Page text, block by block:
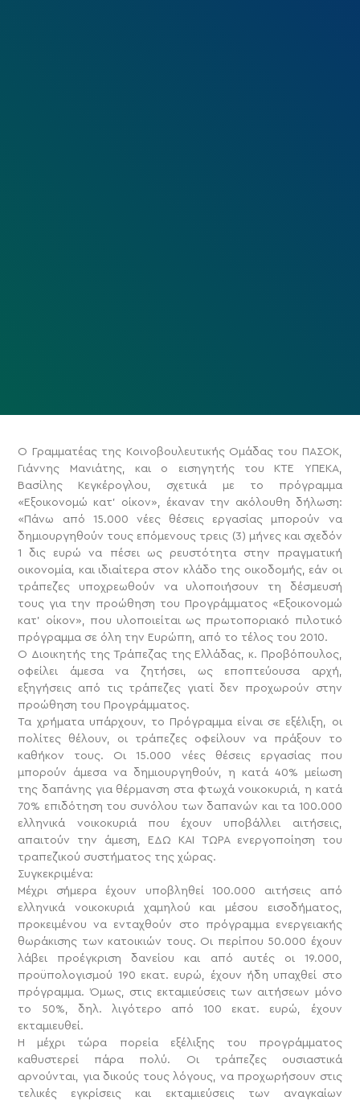
Ο Γραμματέας της Κοινοβουλευτικής Ομάδας του ΠΑΣΟΚ,
Γιάννης Μανιάτης, και ο εισηγητής του ΚΤΕ ΥΠΕΚΑ,
Βασίλης Κεγκέρογλου, σχετικά με το πρόγραμμα
«Εξοικονομώ κατ’ οίκον», έκαναν την ακόλουθη δήλωση:
«Πάνω από 15.000 νέες θέσεις εργασίας μπορούν να
δημιουργηθούν τους επόμενους τρεις (3) μήνες και σχεδόν
1 δις ευρώ να πέσει ως ρευστότητα στην πραγματική
οικονομία, και ιδιαίτερα στον κλάδο της οικοδομής, εάν οι
τράπεζες υποχρεωθούν να υλοποιήσουν τη δέσμευσή
τους για την προώθηση του Προγράμματος «Εξοικονομώ
κατ’ οίκον», που υλοποιείται ως πρωτοποριακό πιλοτικό
πρόγραμμα σε όλη την Ευρώπη, από το τέλος του 2010.
Ο Διοικητής της Τράπεζας της Ελλάδας, κ. Προβόπουλος,
οφείλει άμεσα να ζητήσει, ως εποπτεύουσα αρχή,
εξηγήσεις από τις τράπεζες γιατί δεν προχωρούν στην
προώθηση του Προγράμματος.
Τα χρήματα υπάρχουν, το Πρόγραμμα είναι σε εξέλιξη, οι
πολίτες θέλουν, οι τράπεζες οφείλουν να πράξουν το
καθήκον τους. Οι 15.000 νέες θέσεις εργασίας που
μπορούν άμεσα να δημιουργηθούν, η κατά 40% μείωση
της δαπάνης για θέρμανση στα φτωχά νοικοκυριά, η κατά
70% επιδότηση του συνόλου των δαπανών και τα 100.000
ελληνικά νοικοκυριά που έχουν υποβάλλει αιτήσεις,
απαιτούν την άμεση, ΕΔΩ ΚΑΙ ΤΩΡΑ ενεργοποίηση του
τραπεζικού συστήματος της χώρας.
Συγκεκριμένα:
Μέχρι σήμερα έχουν υποβληθεί 100.000 αιτήσεις από
ελληνικά νοικοκυριά χαμηλού και μέσου εισοδήματος,
προκειμένου να ενταχθούν στο πρόγραμμα ενεργειακής
θωράκισης των κατοικιών τους. Οι περίπου 50.000 έχουν
λάβει προέγκριση δανείου και από αυτές οι 19.000,
προϋπολογισμού 190 εκατ. ευρώ, έχουν ήδη υπαχθεί στο
πρόγραμμα. Όμως, στις εκταμιεύσεις των αιτήσεων μόνο
το 50%, δηλ. λιγότερο από 100 εκατ. ευρώ, έχουν
εκταμιευθεί.
Η μέχρι τώρα πορεία εξέλιξης του προγράμματος
καθυστερεί πάρα πολύ. Οι τράπεζες ουσιαστικά
αρνούνται, για δικούς τους λόγους, να προχωρήσουν στις
τελικές εγκρίσεις και εκταμιεύσεις των αναγκαίων